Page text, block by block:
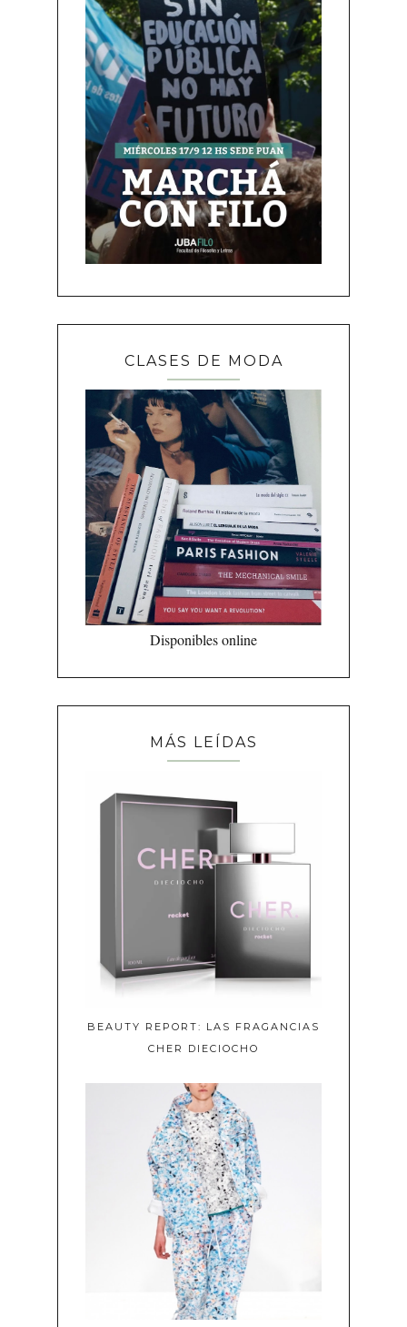
CLASES DE MODA
Disponibles online
MÁS LEÍDAS
BEAUTY REPORT: LAS FRAGANCIAS
CHER DIECIOCHO